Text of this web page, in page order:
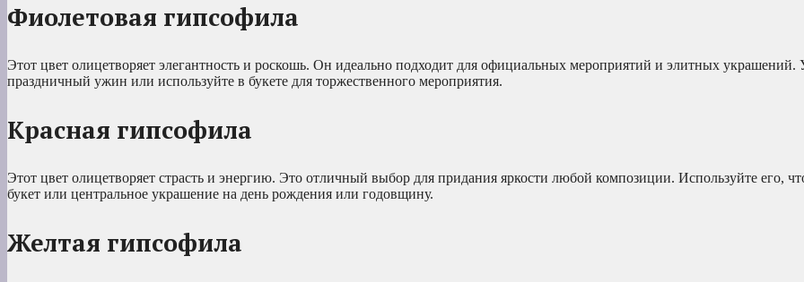
Фиолетовая гипсофила
Этот цвет олицетворяет элегантность и роскошь. Он идеально подходит для официальных мероприятий и элитных украшений.
праздничный ужин или используйте в букете для торжественного мероприятия.
Красная гипсофила
Этот цвет олицетворяет страсть и энергию. Это отличный выбор для придания яркости любой композиции. Используйте его,
букет или центральное украшение на день рождения или годовщину.
Желтая гипсофила